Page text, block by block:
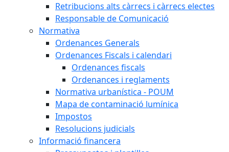
Retribucions alts càrrecs i càrrecs electes
Responsable de Comunicació
Normativa
Ordenances Generals
Ordenances Fiscals i calendari
Ordenances fiscals
Ordenances i reglaments
Normativa urbanística - POUM
Mapa de contaminació lumínica
Impostos
Resolucions judicials
Informació financera